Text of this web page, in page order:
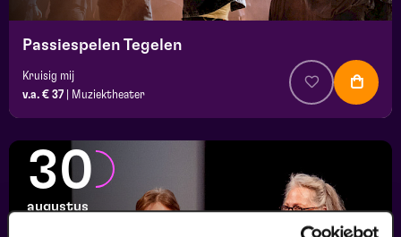
Passiespelen Tegelen
Kruisig mij
v.a. € 37
Muziektheater
30
augustus